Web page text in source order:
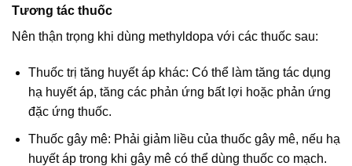
Tương tác thuốc
Nên thận trọng khi dùng methyldopa với các thuốc sau:
Thuốc trị tăng huyết áp khác: Có thể làm tăng tác dụng
hạ huyết áp, tăng các phản ứng bất lợi hoặc phản ứng
đặc ứng thuốc.
Thuốc gây mê: Phải giảm liều của thuốc gây mê, nếu hạ
huyết áp trong khi gây mê có thể dùng thuốc co mạch.